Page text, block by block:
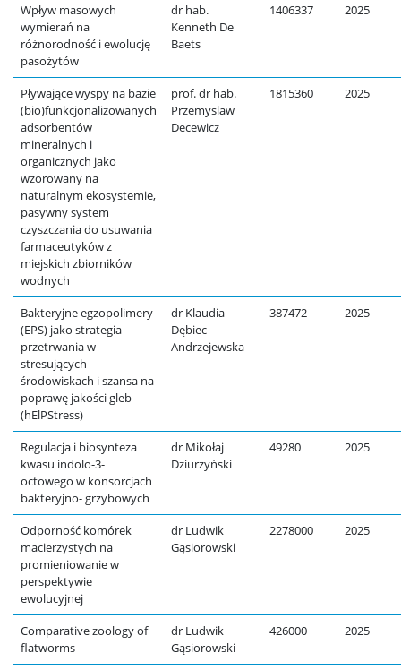
Wpływ masowych
wymierań na
różnorodność i ewolucję
pasożytów
dr hab.
Kenneth De
Baets
1406337 2025
Pływające wyspy na bazie
(bio)funkcjonalizowanych
adsorbentów
mineralnych i
organicznych jako
wzorowany na
naturalnym ekosystemie,
pasywny system
czyszczania do usuwania
farmaceutyków z
miejskich zbiorników
wodnych
prof. dr hab.
Przemyslaw
Decewicz
1815360 2025
Bakteryjne egzopolimery
(EPS) jako strategia
przetrwania w
stresujących
środowiskach i szansa na
poprawę jakości gleb
(hElPStress)
dr Klaudia
Dębiec-
Andrzejewska
387472 2025
Regulacja i biosynteza
kwasu indolo-3-
octowego w konsorcjach
bakteryjno- grzybowych
dr Mikołaj
Dziurzyński
49280 2025
Odporność komórek
macierzystych na
promieniowanie w
perspektywie
ewolucyjnej
dr Ludwik
Gąsiorowski
2278000 2025
Comparative zoology of
flatworms
dr Ludwik
Gąsiorowski
426000 2025